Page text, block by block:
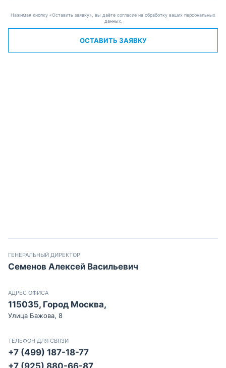
Нажимая кнопку «Оставить заявку», вы даёте согласие на обработку ваших персональных
данных.
ОСТАВИТЬ ЗАЯВКУ
ГЕНЕРАЛЬНЫЙ ДИРЕКТОР
Семенов Алексей Васильевич
АДРЕС ОФИСА
115035, Город Москва,
Улица Бажова, 8
ТЕЛЕФОН ДЛЯ СВЯЗИ
+7 (499) 187-18-77
+7 (925) 880-66-87